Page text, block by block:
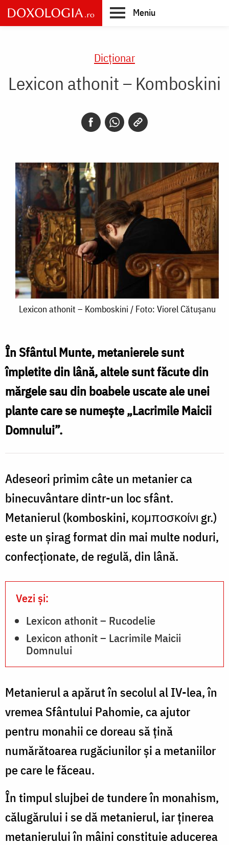
Skip
to
main
Meniu
Dicţionar
Lexicon athonit – Komboskini
Lexicon
Komboskini
/
Foto:
Viorel
Cătușanu
Lexicon athonit – Komboskini / Foto: Viorel Cătușanu
În Sfântul Munte, metanierele sunt
împletite din lână, altele sunt făcute din
mărgele sau din boabele uscate ale unei
plante care se numește „Lacrimile Maicii
Domnului”.
Adeseori primim câte un metanier ca
binecuvântare dintr-un loc sfânt.
Metanierul (komboskini, κομποσκοίνι gr.)
este un şirag format din mai multe noduri,
confecţionate, de regulă, din lână.
Vezi și:
Lexicon athonit – Rucodelie
Lexicon athonit – Lacrimile Maicii
Domnului
Metanierul a apărut în secolul al IV-lea, în
vremea Sfântului Pahomie, ca ajutor
pentru monahii ce doreau să ţină
numărătoarea rugăciunilor şi a metaniilor
pe care le făceau.
În timpul slujbei de tundere în monahism,
călugărului i se dă metanierul, iar ținerea
metanierului în mâini constituie aducerea